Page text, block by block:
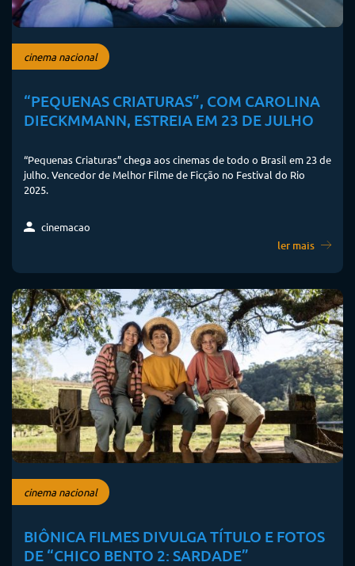
cinema nacional
“PEQUENAS CRIATURAS”, COM CAROLINA
DIECKMMANN, ESTREIA EM 23 DE JULHO
“Pequenas Criaturas” chega aos cinemas de todo o Brasil em 23 de
julho. Vencedor de Melhor Filme de Ficção no Festival do Rio
2025.
cinemacao
ler mais
cinema nacional
BIÔNICA FILMES DIVULGA TÍTULO E FOTOS
DE “CHICO BENTO 2: SARDADE”